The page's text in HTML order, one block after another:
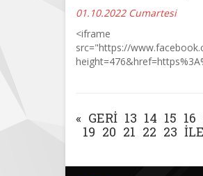
01.10.2022 Cumartesi
<iframe
src="https://
« GERI 13 14 15 16
19 20 21 22 23